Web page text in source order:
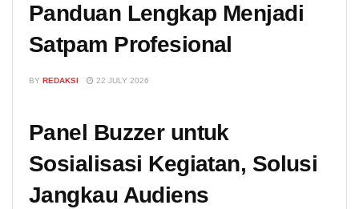
Panduan Lengkap Menjadi
Satpam Profesional
BY REDAKSI 22 JULY 2026
Panel Buzzer untuk
Sosialisasi Kegiatan, Solusi
Jangkau Audiens